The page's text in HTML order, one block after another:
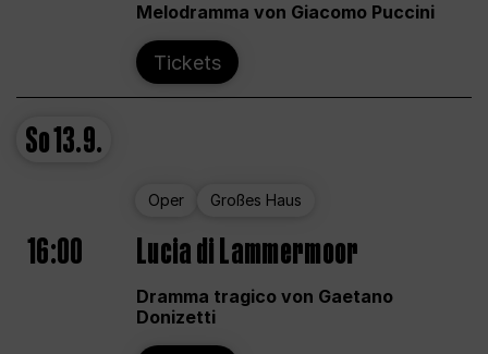
Melodramma von Giacomo Puccini
Tickets
So13.9.
Oper Großes Haus
16:00 Lucia di Lammermoor
Dramma tragico von Gaetano
Donizetti